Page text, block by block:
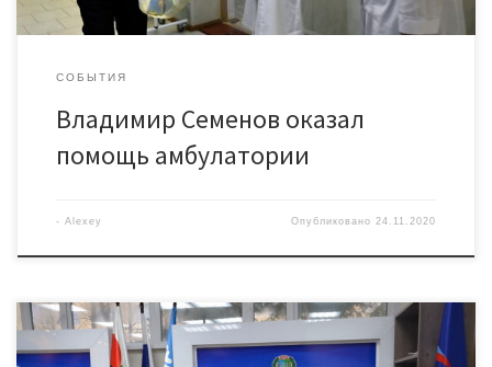
СОБЫТИЯ
Владимир Семенов оказал
помощь амбулатории
- Alexey Опубликовано24.11.2020
Депутат Думы Югры Владимир Семенов провел прием